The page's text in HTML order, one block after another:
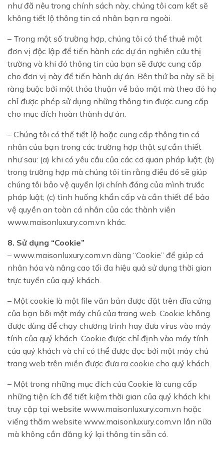
như đã nêu trong chính sách này, chúng tôi cam kết sẽ
không tiết lộ thông tin cá nhân bạn ra ngoài.
– Trong một số trường hợp, chúng tôi có thể thuê một
đơn vị độc lập để tiến hành các dự án nghiên cứu thị
trường và khi đó thông tin của bạn sẽ được cung cấp
cho đơn vị này để tiến hành dự án. Bên thứ ba này sẽ bị
ràng buộc bởi một thỏa thuận về bảo mật mà theo đó họ
chỉ được phép sử dụng những thông tin được cung cấp
cho mục đích hoàn thành dự án.
– Chúng tôi có thể tiết lộ hoặc cung cấp thông tin cá
nhân của bạn trong các trường hợp thật sự cần thiết
như sau: (a) khi có yêu cầu của các cơ quan pháp luật; (b)
trong trường hợp mà chúng tôi tin rằng điều đó sẽ giúp
chúng tôi bảo vệ quyền lợi chính đáng của mình trước
pháp luật; (c) tình huống khẩn cấp và cần thiết để bảo
vệ quyền an toàn cá nhân của các thành viên
www.maisonluxury.com.vn khác.
8. Sử dụng “Cookie”
– www.maisonluxury.com.vn dùng “Cookie” để giúp cá
nhân hóa và nâng cao tối đa hiệu quả sử dụng thời gian
trực tuyến của quý khách.
– Một cookie là một file văn bản được đặt trên đĩa cứng
của bạn bởi một máy chủ của trang web. Cookie không
được dùng để chạy chương trình hay đưa virus vào máy
tính của quý khách. Cookie được chỉ định vào máy tính
của quý khách và chỉ có thể được đọc bởi một máy chủ
trang web trên miền được đưa ra cookie cho quý khách.
– Một trong những mục đích của Cookie là cung cấp
những tiện ích để tiết kiệm thời gian của quý khách khi
truy cập tại website www.maisonluxury.com.vn hoặc
viếng thăm website www.maisonluxury.com.vn lần nữa
mà không cần đăng ký lại thông tin sẵn có.